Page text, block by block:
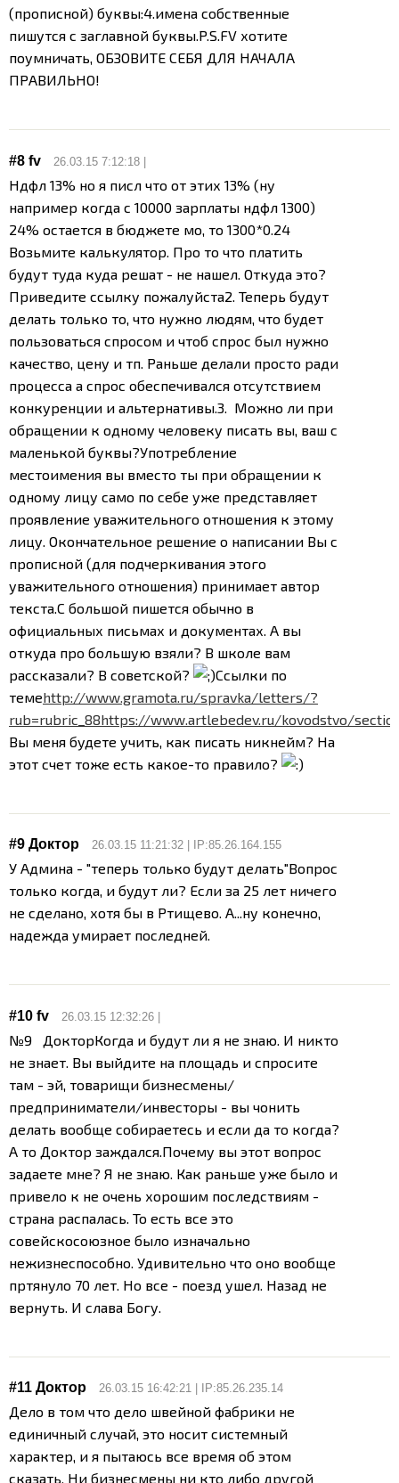
(прописной) буквы:4.имена собственные
пишутся с заглавной буквы.P.S.FV хотите
поумничать, ОБЗОВИТЕ СЕБЯ ДЛЯ НАЧАЛА
ПРАВИЛЬНО!
#8 fv 26.03.15 7:12:18 |
Ндфл 13% но я писл что от этих 13% (ну
например когда с 10000 зарплаты ндфл 1300)
24% остается в бюджете мо, то 1300*0.24
Возьмите калькулятор. Про то что платить
будут туда куда решат - не нашел. Откуда это?
Приведите ссылку пожалуйста2. Теперь будут
делать только то, что нужно людям, что будет
пользоваться спросом и чтоб спрос был нужно
качество, цену и тп. Раньше делали просто ради
процесса а спрос обеспечивался отсутствием
конкуренции и альтернативы.3. Можно ли при
обращении к одному человеку писать вы, ваш с
маленькой буквы?Употребление
местоимения вы вместо ты при обращении к
одному лицу само по себе уже представляет
проявление уважительного отношения к этому
лицу. Окончательное решение о написании Вы с
прописной (для подчеркивания этого
уважительного отношения) принимает автор
текста.С большой пишется обычно в
официальных письмах и документах. А вы
откуда про большую взяли? В школе вам
рассказали? В советской?
Ссылки по
темеhttp://www.gramota.ru/spravka/letters/?
rub=rubric_88https://www.artlebedev.ru/kovodstvo/
Вы меня будете учить, как писать никнейм? На
этот счет тоже есть какое-то правило?
#9 Доктор 26.03.15 11:21:32 | IP:85.26.164.155
У Админа - "теперь только будут делать"Вопрос
только когда, и будут ли? Если за 25 лет ничего
не сделано, хотя бы в Ртищево. А...ну конечно,
надежда умирает последней.
#10 fv 26.03.15 12:32:26 |
№9 ДокторКогда и будут ли я не знаю. И никто
не знает. Вы выйдите на площадь и спросите
там - эй, товарищи бизнесмены/
предприниматели/инвесторы - вы чонить
делать вообще собираетесь и если да то когда?
А то Доктор заждался. Почему вы этот вопрос
задаете мне? Я не знаю. Как раньше уже было и
привело к не очень хорошим последствиям -
страна распалась. То есть все это
совейскосоюзное было изначально
нежизнеспособно. Удивительно что оно вообще
пртянуло 70 лет. Но все - поезд ушел. Назад не
вернуть. И слава Богу.
#11 Доктор 26.03.15 16:42:21 | IP:85.26.235.14
Дело в том что дело швейной фабрики не
единичный случай, это носит системный
характер, и я пытаюсь все время об этом
сказать. Ни бизнесмены ни кто либо другой